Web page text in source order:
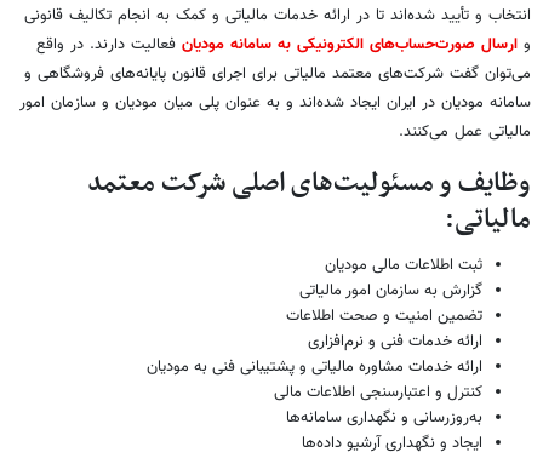
انتخاب و تأیید شده‌اند تا در ارائه خدمات مالیاتی و کمک به انجام تکالیف قانونی
و ارسال صورت‌حساب‌های الکترونیکی به سامانه مودیان فعالیت دارند. در واقع
می‌توان گفت شرکت‌های معتمد مالیاتی برای اجرای قانون پایانه‌های فروشگاهی و
سامانه مودیان در ایران ایجاد شده‌اند و به عنوان پلی میان مودیان و سازمان امور
مالیاتی عمل می‌کنند.
وظایف و مسئولیت‌های اصلی شرکت معتمد
مالیاتی:
ثبت اطلاعات مالی مودیان
گزارش به سازمان امور مالیاتی
تضمین امنیت و صحت اطلاعات
ارائه خدمات فنی و نرم‌افزاری
ارائه خدمات مشاوره مالیاتی و پشتیبانی فنی به مودیان
کنترل و اعتبارسنجی اطلاعات مالی
به‌روزرسانی و نگهداری سامانه‌ها
ایجاد و نگهداری آرشیو داده‌ها